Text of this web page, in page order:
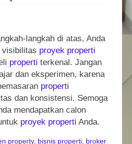
langkah di atas, Anda
visibilitas proyek properti
properti terkenal. Jangan
dan eksperimen, karena
properti
dan konsistensi. Semoga
mendapatkan calon
proyek properti Anda.
property, bisnis properti, broker